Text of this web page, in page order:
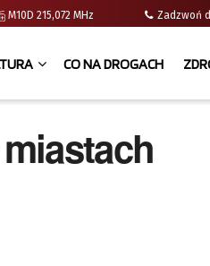
M10D 215,072 MHz Zadzwoń
CO NA DROGACH